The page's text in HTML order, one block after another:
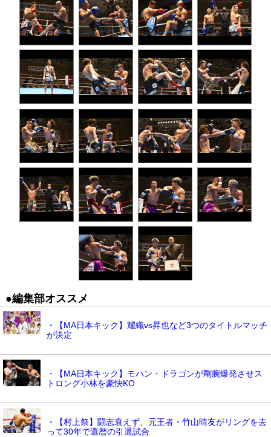
●編集部オススメ
・【MA日本キック】耀織vs昇也など3つのタイトルマッチ
が決定
・【MA日本キック】モハン・ドラゴンが剛腕爆発させス
トロング小林を豪快KO
・【村上祭】闘志衰えず、元王者・竹山晴友がリングを去
って30年で還暦の引退試合